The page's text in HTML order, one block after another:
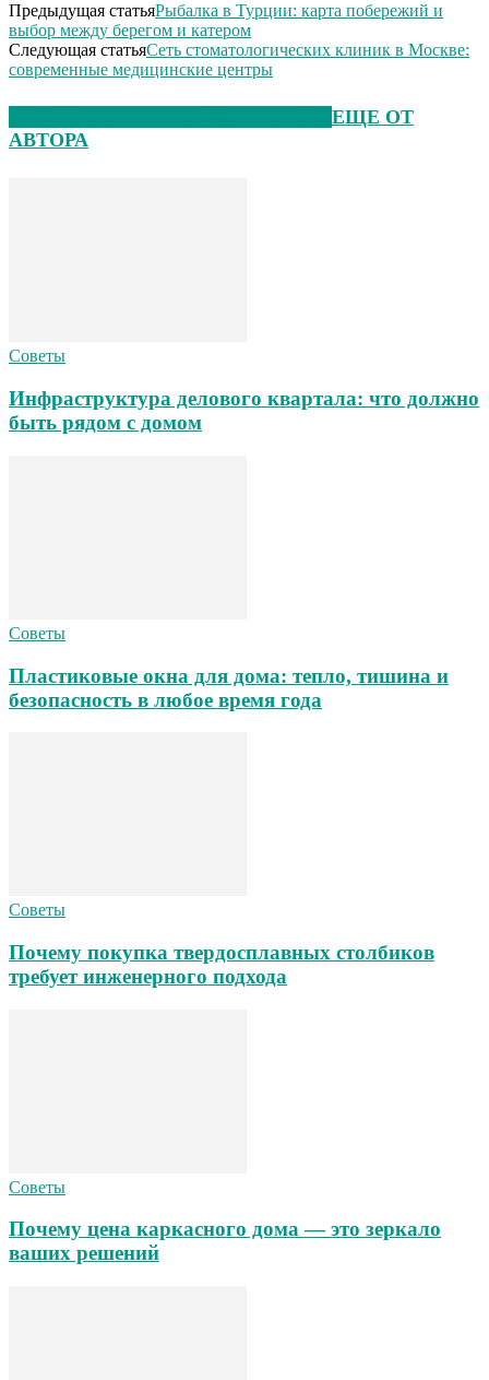
Предыдущая статьяРыбалка в Турции: карта побережий и
выбор между берегом и катером
Следующая статьяСеть стоматологических клиник в Москве:
современные медицинские центры
ЕЩЕ ОТ
АВТОРА
Советы
Инфраструктура делового квартала: что должно
быть рядом с домом
Советы
Пластиковые окна для дома: тепло, тишина и
безопасность в любое время года
Советы
Почему покупка твердосплавных столбиков
требует инженерного подхода
Советы
Почему цена каркасного дома — это зеркало
ваших решений